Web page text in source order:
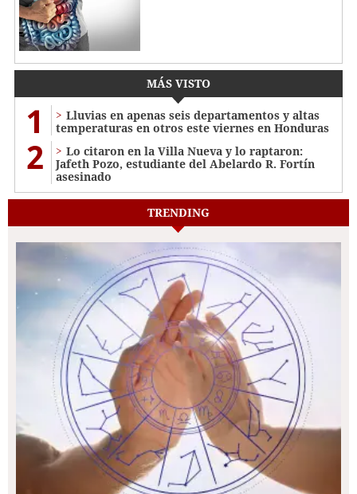
MÁS VISTO
1
Lluvias en apenas seis departamentos y altas
temperaturas en otros este viernes en Honduras
2
Lo citaron en la Villa Nueva y lo raptaron:
Jafeth Pozo, estudiante del Abelardo R. Fortín
asesinado
TRENDING